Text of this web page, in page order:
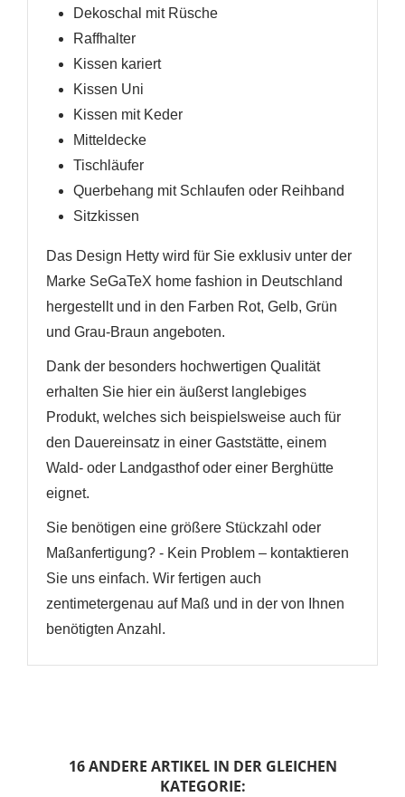
Dekoschal mit Rüsche
Raffhalter
Kissen kariert
Kissen Uni
Kissen mit Keder
Mitteldecke
Tischläufer
Querbehang mit Schlaufen oder Reihband
Sitzkissen
Das Design Hetty wird für Sie exklusiv unter der
Marke SeGaTeX home fashion in Deutschland
hergestellt und in den Farben Rot, Gelb, Grün
und Grau-Braun angeboten.
Dank der besonders hochwertigen Qualität
erhalten Sie hier ein äußerst langlebiges
Produkt, welches sich beispielsweise auch für
den Dauereinsatz in einer Gaststätte, einem
Wald- oder Landgasthof oder einer Berghütte
eignet.
Sie benötigen eine größere Stückzahl oder
Maßanfertigung? - Kein Problem – kontaktieren
Sie uns einfach. Wir fertigen auch
zentimetergenau auf Maß und in der von Ihnen
benötigten Anzahl.
16 ANDERE ARTIKEL IN DER GLEICHEN
KATEGORIE: